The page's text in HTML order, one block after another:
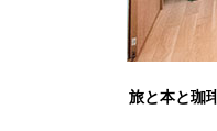
旅と本と珈